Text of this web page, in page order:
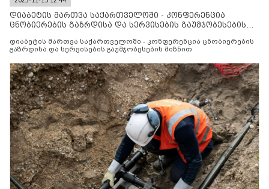
დიაბეტის მართვა საქართველოში - კონფერენცია
ცნობიერების გაზრდისა და სერვისების გაუმჯობესების
დიაბეტის მართვა საქართველოში - კონფერენცია ცნობიერების
გაზრდისა და სერვისების გაუმჯობესების მიზნით